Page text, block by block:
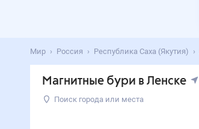
Мир Россия Республика Саха (Якутия)
Магнитные бури в Ленске
Поиск города или места